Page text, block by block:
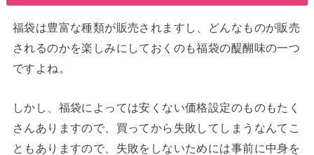
福袋は豊富な種類が販売されますし、どんなものが販売
されるのかを楽しみにしておくのも福袋の醍醐味の一つ
ですよね。
しかし、福袋によっては安くない価格設定のものもたく
さんありますので、買ってから失敗してしまうなんてこ
ともありますので、失敗をしないためには事前に中身を